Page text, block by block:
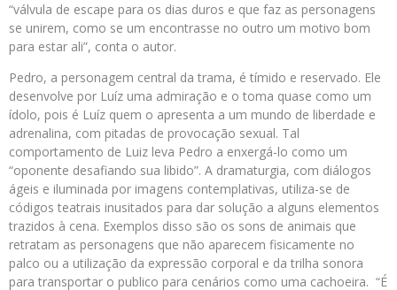
“válvula de escape para os dias duros e que faz as personagens
se unirem, como se um encontrasse no outro um motivo bom
para estar ali”, conta o autor.
Pedro, a personagem central da trama, é tímido e reservado. Ele
desenvolve por Luíz uma admiração e o toma quase como um
ídolo, pois é Luíz quem o apresenta a um mundo de liberdade e
adrenalina, com pitadas de provocação sexual. Tal
comportamento de Luiz leva Pedro a enxergá-lo como um
“oponente desafiando sua libido”. A dramaturgia, com diálogos
ágeis e iluminada por imagens contemplativas, utiliza-se de
códigos teatrais inusitados para dar solução a alguns elementos
trazidos à cena. Exemplos disso são os sons de animais que
retratam as personagens que não aparecem fisicamente no
palco ou a utilização da expressão corporal e da trilha sonora
para transportar o publico para cenários como uma cachoeira. “É